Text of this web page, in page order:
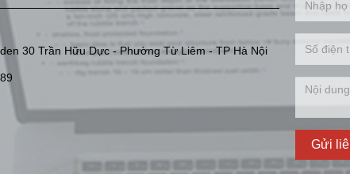
30 Trần Hữu Dực - Phường Từ Liêm - TP Hà Nội
Gửi